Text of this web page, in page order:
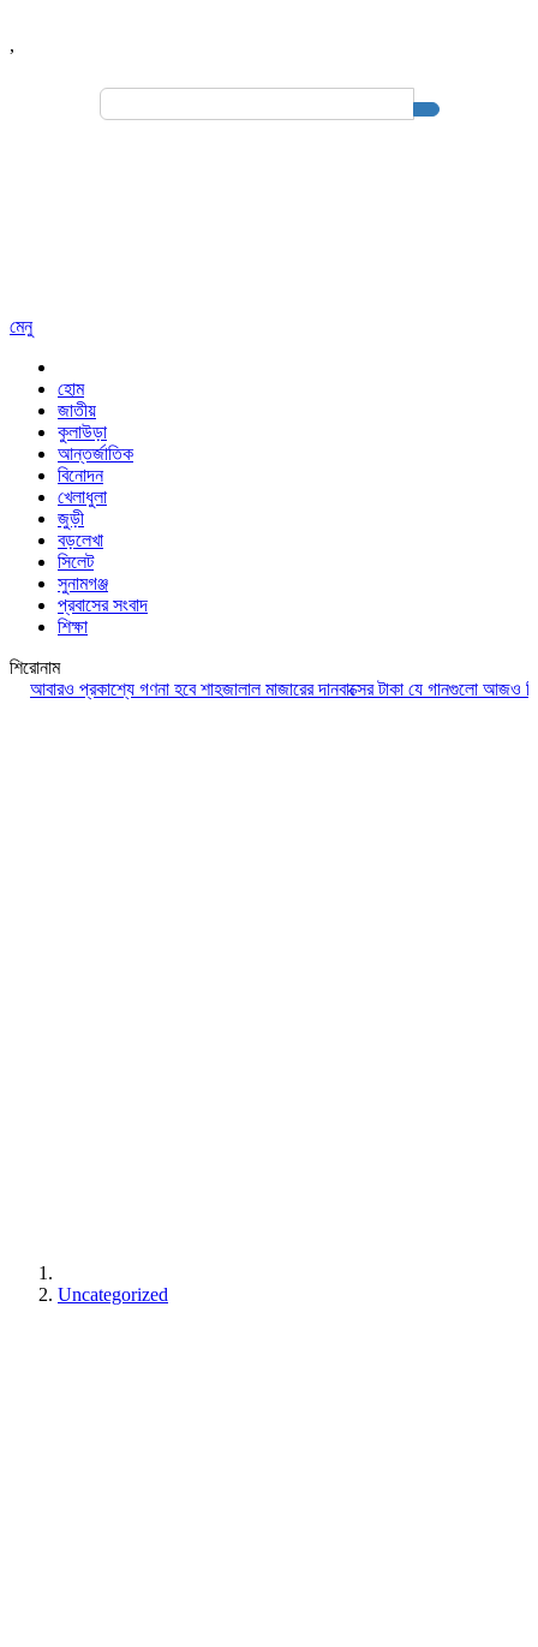
,
Search
মেনু
হোম
জাতীয়
কুলাউড়া
আন্তর্জাতিক
বিনোদন
খেলাধুলা
জুড়ী
বড়লেখা
সিলেট
সুনামগঞ্জ
প্রবাসের সংবাদ
শিক্ষা
শিরোনাম
প্রকাশ্যে গণনা হবে শাহজালাল মাজারের দানবাক্সের টাকাযে গানগুলো আজও ফিরিয়ে
Uncategorized